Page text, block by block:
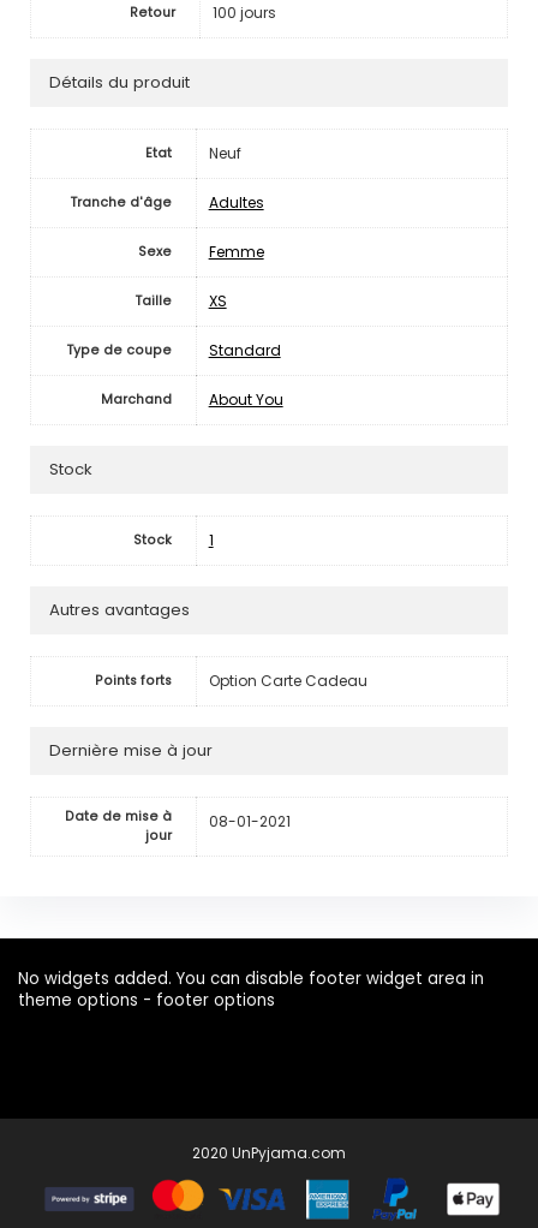
Retour 100 jours
Détails du produit
Etat Neuf
Tranche d'âge Adultes
Sexe Femme
Taille XS
Type de coupe Standard
Marchand About You
Stock
Stock 1
Autres avantages
Points forts Option Carte Cadeau
Dernière mise à jour
Date de mise à
jour
08-01-2021
No widgets added. You can disable footer widget area in
theme options - footer options
2020 UnPyjama.com